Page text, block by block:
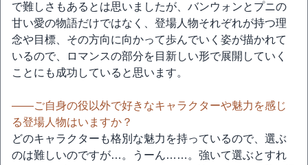
で難しさもあるとは思いましたが、バンウォンとプニの
甘い愛の物語だけではなく、登場人物それぞれが持つ理
念や目標、その方向に向かって歩んでいく姿が描かれて
いるので、ロマンスの部分を目新しい形で展開していく
ことにも成功していると思います。
――ご自身の役以外で好きなキャラクターや魅力を感じ
る登場人物はいますか？
どのキャラクターも格別な魅力を持っているので、選ぶ
のは難しいのですが…。うーん……。強いて選ぶとすれ